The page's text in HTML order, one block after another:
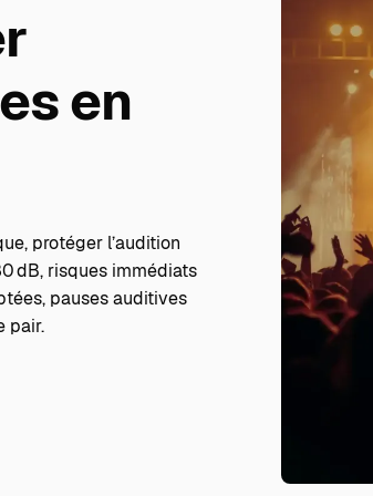
en
protéger l’audition
dB, risques immédiats
pauses auditives
pair.